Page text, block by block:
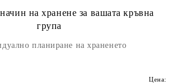
на хранене за вашата кръвна
група
планиране на храненето
Цена: